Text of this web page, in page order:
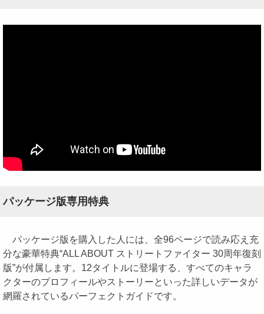
パッケージ版専用特典
パッケージ版を購入した人には、全96ページで読み応え充
分な豪華特典“ALL ABOUT ストリートファイター 30周年復刻
版”が付属します。12タイトルに登場する、すべてのキャラ
クターのプロフィールやストーリーといった詳しいデータが
網羅されているパーフェクトガイドです。